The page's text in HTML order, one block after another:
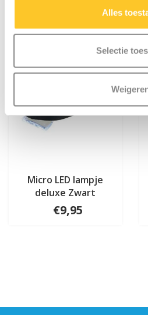
Alles
Selectie
Micro LED lampje
deluxe Zwart
€9,95